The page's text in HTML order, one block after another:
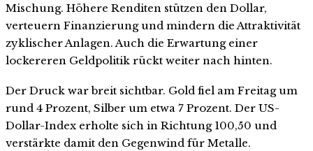
Mischung. Höhere Renditen stützen den Dollar,
verteuern Finanzierung und mindern die Attraktivität
zyklischer Anlagen. Auch die Erwartung einer
lockereren Geldpolitik rückt weiter nach hinten.
Der Druck war breit sichtbar. Gold fiel am Freitag um
rund 4 Prozent, Silber um etwa 7 Prozent. Der US-
Dollar-Index erholte sich in Richtung 100,50 und
verstärkte damit den Gegenwind für Metalle.